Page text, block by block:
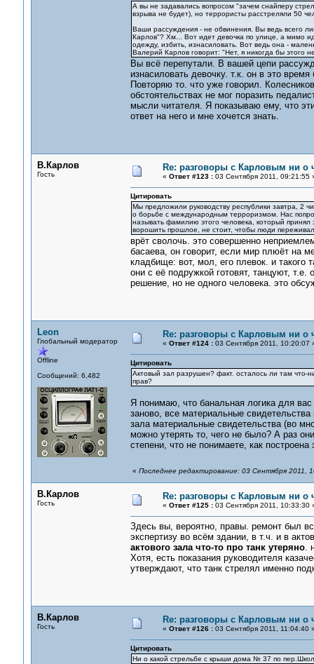
А вы не задавались вопросом "зачем снайперу
взрыва не будет), но террористы расстреляли 50
Ваши рассуждения - не обвинения. Вы ведь всего
Карлов"? Хм... Вот идет девочка по улице, а мимо
одежду, избить, изнасиловать. Вот ведь она -
Валерий Карлов говорит: "Нет, я никогда бы этого
Вы всё перепутали. В вашей цепи
изнасиловать девочку. т.к. он в это
Повторяю то. что уже говорил.
обстоятельствах не мог поразить
мысли читателя. Я показываю ему, что
ответ на него и мне хочется знать.
В.Карлов
Гость
Re: разговоры с Карловым ни о
« Ответ #123 :03 Сентября 2011, 09:21:55
Цитировать
Мы предложили руководству республики завтра, 2
о борьбе с международным терроризмом. Нас
называть фамилию этого человека, который принял
ворошить прошлое, не стоит, чтобы люди
врёт сволочь. это совершенно
басаева, он говорит, если мир плюёт на
кладбище: вот, мол, его плевок. и такого
они с её подружкой готовят, танцуют,
решение, но не одного человека. это
Leon
Глобальный модератор
Offline
Сообщений: 6,482
Re: разговоры с Карловым ни о
« Ответ #124 :03 Сентября 2011, 10:20:07
Цитировать
Актовый зал разрушен? факт. осталось ли там
прав?
Я понимаю, что банальная логика для
заново, все материальные
зала материальные свидетельства (во
можно утерять то, чего не было? А раз
степени, что не понимаете, как
« Последнее редактирование: 03 Сентября 2011,
В.Карлов
Гость
Re: разговоры с Карловым ни о
« Ответ #125 :03 Сентября 2011, 10:33:30
Здесь вы, вероятно, правы. ремонт был
экспертизу во всём здании, в т.ч. и в
актового зала что-то про танк утеряно.
Хотя, есть показания руководителя
утверждают, что танк стрелял именно
В.Карлов
Гость
Re: разговоры с Карловым ни о
« Ответ #126 :03 Сентября 2011, 11:04:40
Цитировать
Ни о какой стрельбе с крыши дома № 37 по